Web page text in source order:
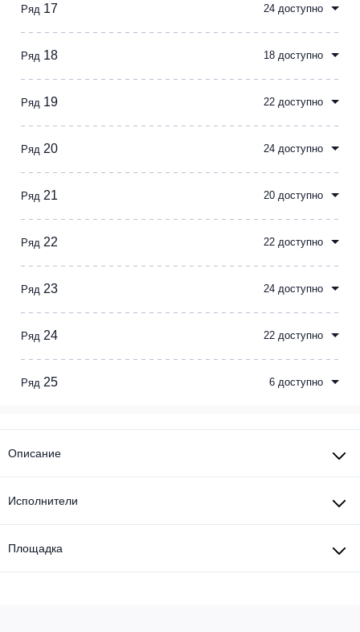
Ряд 17 24 доступно
Ряд 18 18 доступно
Ряд 19 22 доступно
Ряд 20 24 доступно
Ряд 21 20 доступно
Ряд 22 22 доступно
Ряд 23 24 доступно
Ряд 24 22 доступно
Ряд 25 6 доступно
Описание
Исполнители
Площадка